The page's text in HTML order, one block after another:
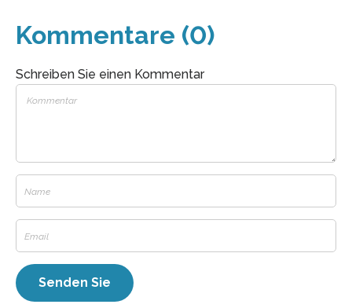
Kommentare (0)
Schreiben Sie einen Kommentar